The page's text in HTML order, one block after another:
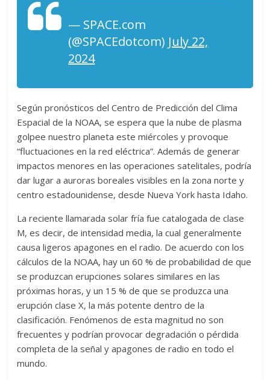
— SPACE.com
(@SPACEdotcom) July 22,
2024
Según pronósticos del Centro de Predicción del Clima
Espacial de la NOAA, se espera que la nube de plasma
golpee nuestro planeta este miércoles y provoque
“fluctuaciones en la red eléctrica”. Además de generar
impactos menores en las operaciones satelitales, podría
dar lugar a auroras boreales visibles en la zona norte y
centro estadounidense, desde Nueva York hasta Idaho.
La reciente llamarada solar fría fue catalogada de clase
M, es decir, de intensidad media, la cual generalmente
causa ligeros apagones en el radio. De acuerdo con los
cálculos de la NOAA, hay un 60 % de probabilidad de que
se produzcan erupciones solares similares en las
próximas horas, y un 15 % de que se produzca una
erupción clase X, la más potente dentro de la
clasificación. Fenómenos de esta magnitud no son
frecuentes y podrían provocar degradación o pérdida
completa de la señal y apagones de radio en todo el
mundo.